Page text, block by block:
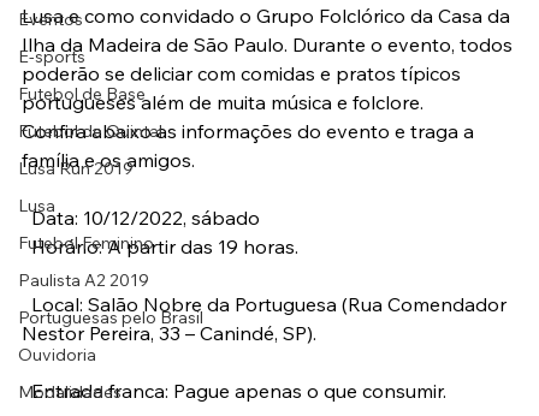
Eventos
E-sports
Futebol de Base
Futebol de Quintal
Lusa Run 2019
Lusa
Futebol Feminino
Paulista A2 2019
Portuguesas pelo Brasil
Ouvidoria
Modalidades
Lusa e como convidado o Grupo Folclórico da Casa da
Ilha da Madeira de São Paulo. Durante o evento, todos
poderão se deliciar com comidas e pratos típicos
portugueses além de muita música e folclore.
Confira abaixo as informações do evento e traga a
família e os amigos.
  Data: 10/12/2022, sábado
Horário: A partir das 19 horas.
Nestor Pereira, 33 – Canindé, SP).
Entrada franca: Pague apenas o que consumir.